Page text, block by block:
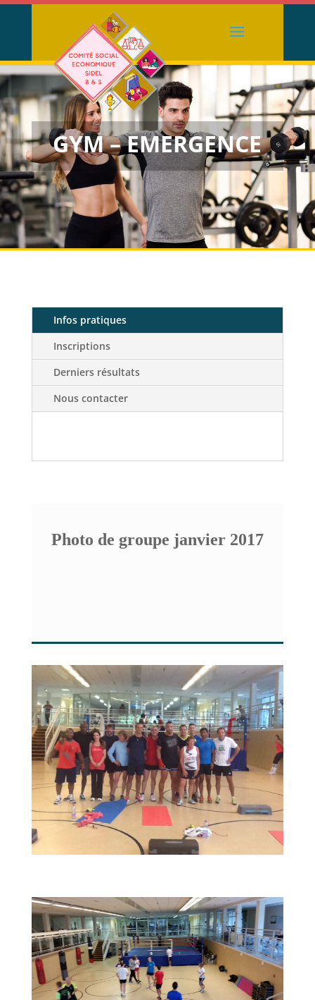
GYM – EMERGENCE
Infos pratiques
Inscriptions
Derniers résultats
Nous contacter
Photo de groupe janvier 2017